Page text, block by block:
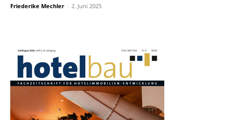
Friederike Mechler - 2. Juni 2025